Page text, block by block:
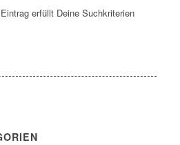
erfüllt Deine Suchkriterien